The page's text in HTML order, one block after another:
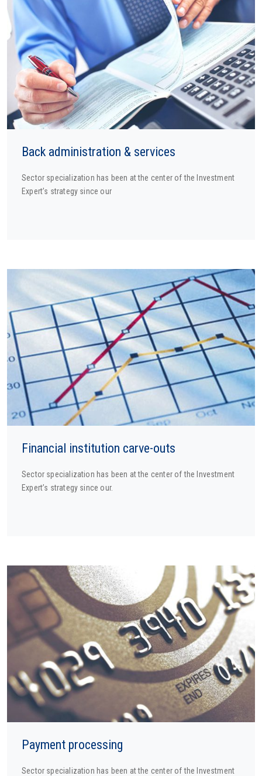
Back administration & services
Sector specialization has been at the center of the Investment
Expert’s strategy since our
Financial institution carve-outs
Sector specialization has been at the center of the Investment
Expert’s strategy since our.
Payment processing
Sector specialization has been at the center of the Investment